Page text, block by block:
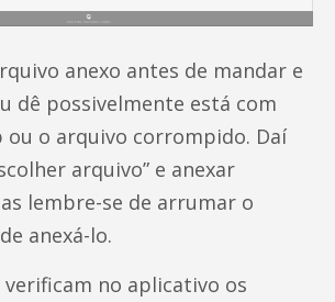
anexo antes de mandar e
dê possivelmente está com
ou o arquivo corrompido. Daí
arquivo” e anexar
lembre-se de arrumar o
anexá-lo.
no aplicativo os